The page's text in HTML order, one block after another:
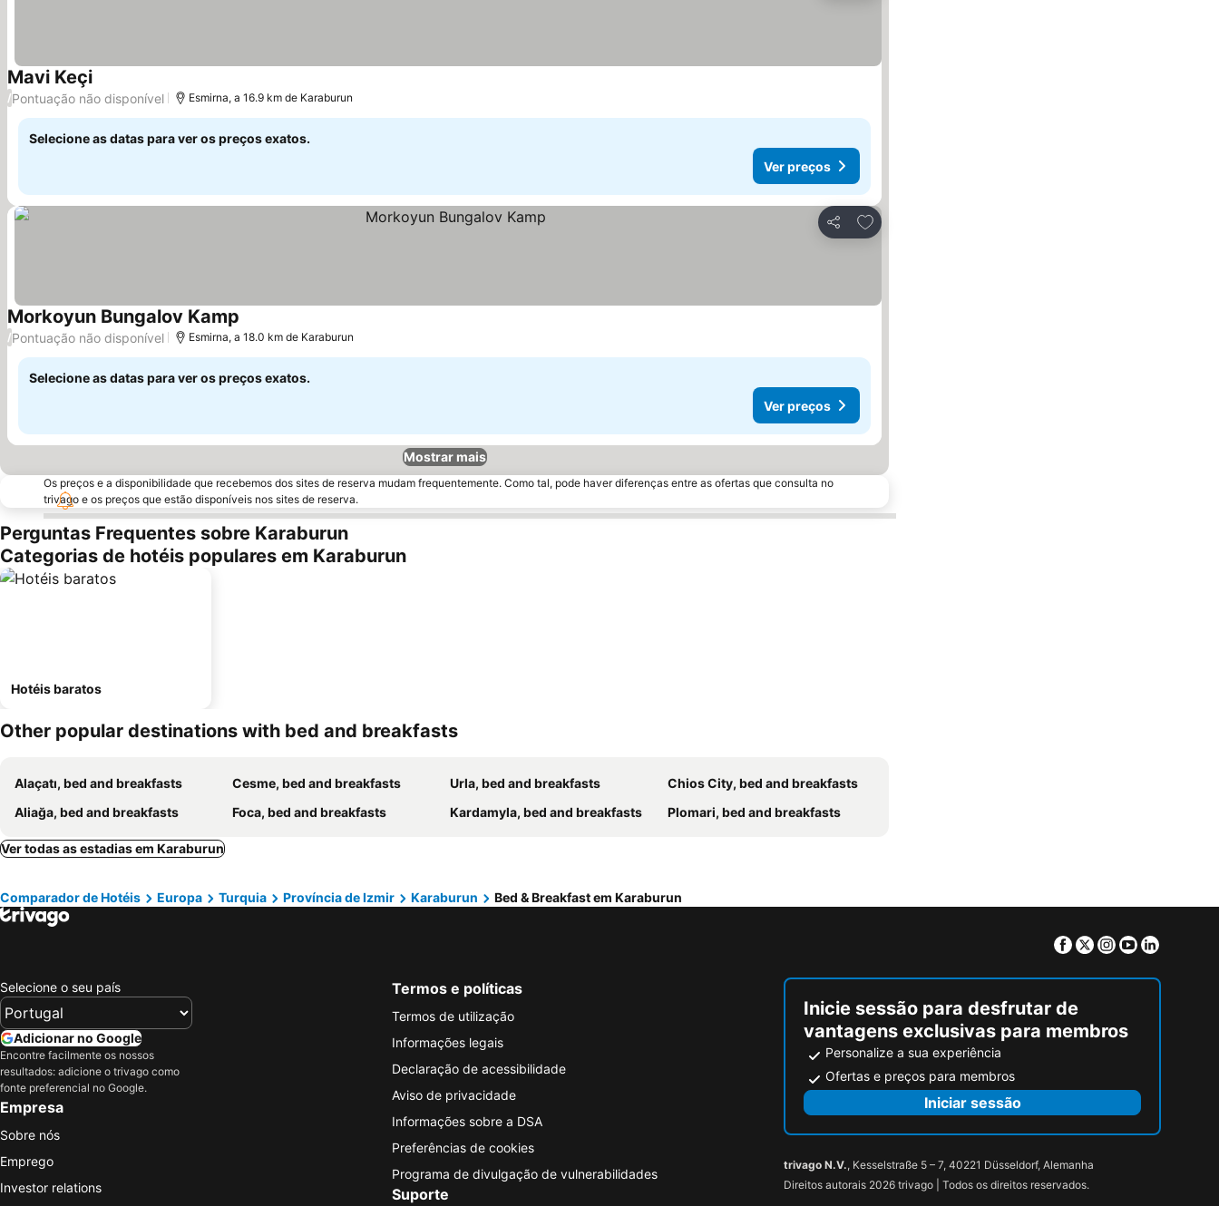
Mavi KeçiVer preços
/Pontuação não disponível Esmirna, a 16.9 km de Karaburun
Selecione as datas para ver os preços exatos.
Ver preços
Partilhar
Adicionar aos favoritos
Morkoyun Bungalov Kamp
/Pontuação não disponível Esmirna, a 18.0 km de Karaburun
Selecione as datas para ver os preços exatos.
Ver preços
Mostrar mais
Os preços e a disponibilidade que recebemos dos sites de reserva mudam frequentemente. Como tal, pode haver diferenças entre as ofertas que consulta no
trivago e os preços que estão disponíveis nos sites de reserva.
Perguntas Frequentes sobre Karaburun
Categorias de hotéis populares em Karaburun
Hotéis baratos
Other popular destinations with bed and breakfasts
Alaçatı, bed and breakfasts Cesme, bed and breakfasts Urla, bed and breakfasts
Chios City, bed and breakfasts
Aliağa, bed and breakfasts
Foca, bed and breakfasts Kardamyla, bed and breakfasts Plomari, bed and breakfasts
Ver todas as estadias em Karaburun
Comparador de Hotéis Europa Turquia Província de Izmir Karaburun Bed & Breakfast em Karaburun
Facebook
TwitterInstagram
Youtube
Selecione o seu país
Adicionar no Google
Encontre facilmente os nossos
resultados: adicione o trivago como
fonte preferencial no Google.
Empresa
Sobre nós
Emprego
Investor relations
Termos e políticas
Termos de utilização
Informações legais
Declaração de acessibilidade
Aviso de privacidade
Informações sobre a DSA
Preferências de cookies
Programa de divulgação de vulnerabilidades
Suporte
Inicie sessão para desfrutar de
vantagens exclusivas para membros
Personalize a sua experiência
Ofertas e preços para membros
Iniciar sessão
trivago N.V., Kesselstraße 5 – 7, 40221 Düsseldorf, Alemanha
Direitos autorais 2026 trivago | Todos os direitos reservados.